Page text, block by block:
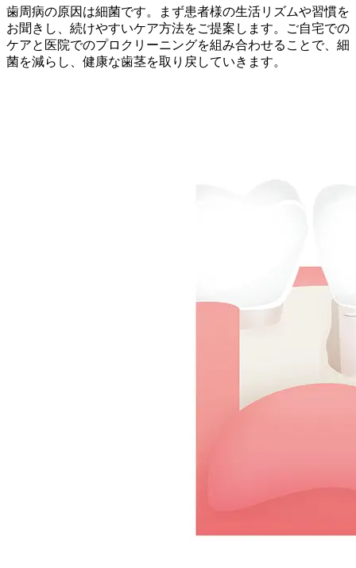
歯周病の原因は細菌です。まず患者様の生活リズムや習慣を
お聞きし、続けやすいケア方法をご提案します。ご自宅での
ケアと医院でのプロクリーニングを組み合わせることで、細
菌を減らし、健康な歯茎を取り戻していきます。